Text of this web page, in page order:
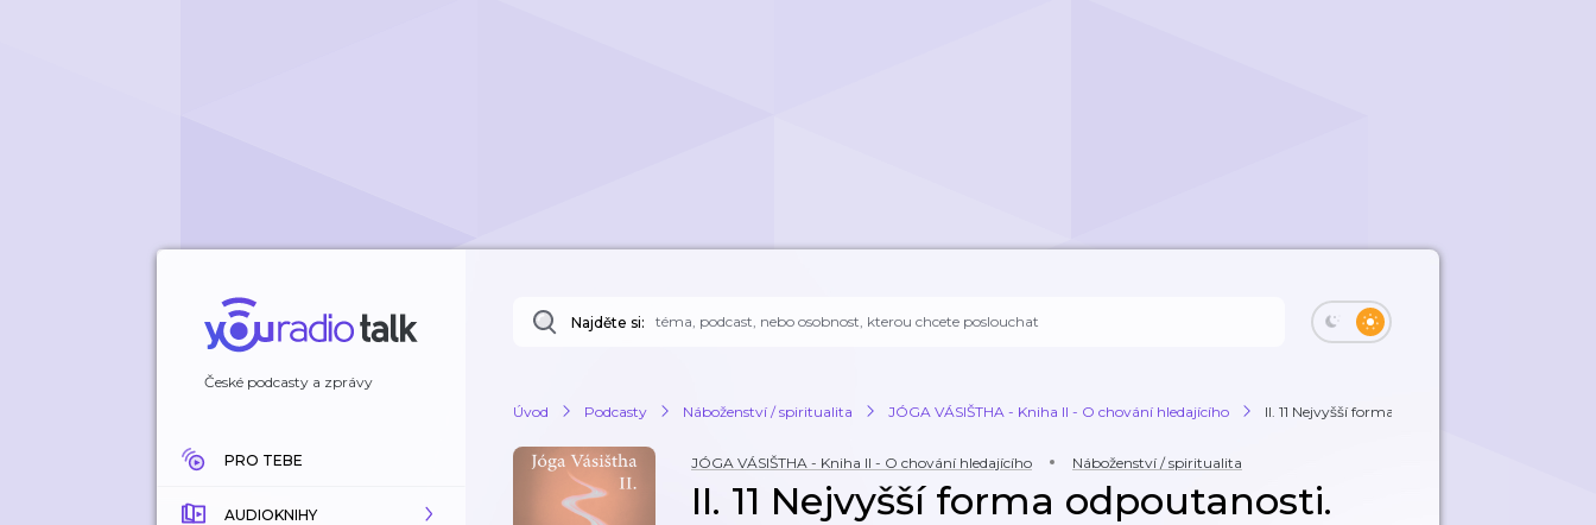
České podcasty a zprávy
PRO TEBE
AUDIOKNIHY
Najděte si:
Úvod Podcasty Náboženství / spiritualita JÓGA VÁSIŠTHA - Kniha II - O chování hledajícího II. 11 Nejvyšší forma odpoutanosti.
JÓGA VÁSIŠTHA - Kniha II - O chování hledajícího Náboženství / spiritualita
II. 11 Nejvyšší forma odpoutanosti.